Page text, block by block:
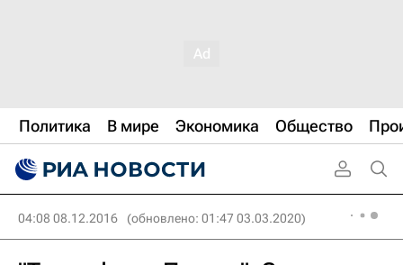
Политика В мире Экономика Общество
04:08 08.12.2016 (обновлено: 01:47 03.03.2020)